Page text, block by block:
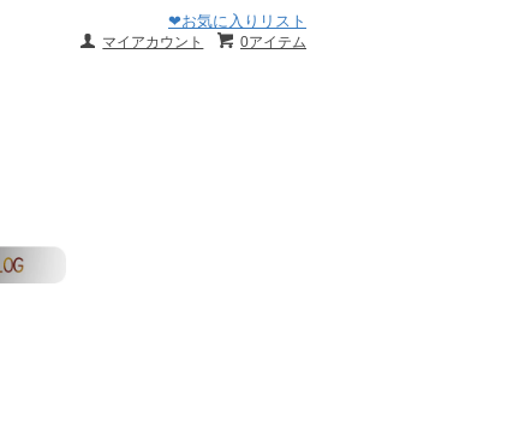
❤お気に入りリスト
0アイテム
マイアカウント